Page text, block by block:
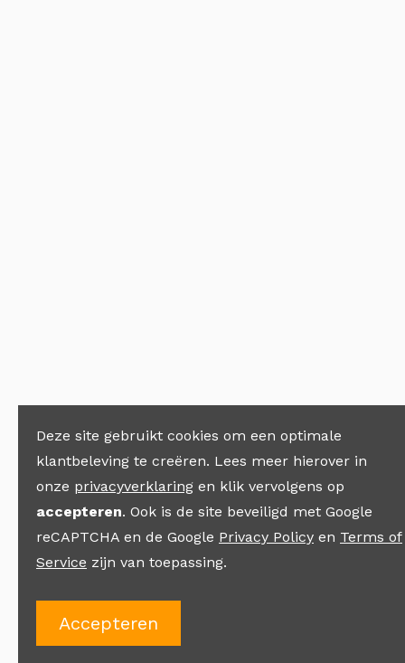
Deze site gebruikt cookies om een optimale
klantbeleving te creëren. Lees meer hierover in
onze privacyverklaring en klik vervolgens op
accepteren. Ook is de site beveiligd met Google
reCAPTCHA en de Google Privacy Policy en Terms of
Service zijn van toepassing.
Accepteren